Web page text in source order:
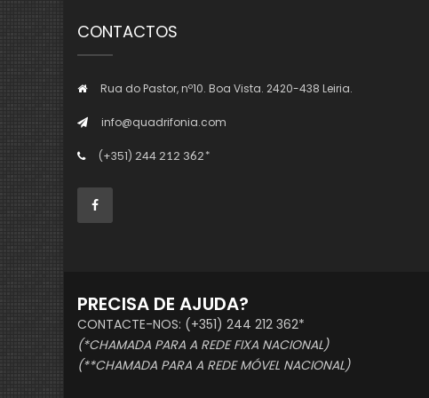
CONTACTOS
Rua do Pastor, nº10. Boa Vista. 2420-438 Leiria.
info@quadrifonia.com
(+351) 244 212 362*
PRECISA DE AJUDA?
CONTACTE-NOS: (+351) 244 212 362*
(*CHAMADA PARA A REDE FIXA NACIONAL)
(**CHAMADA PARA A REDE MÓVEL NACIONAL)